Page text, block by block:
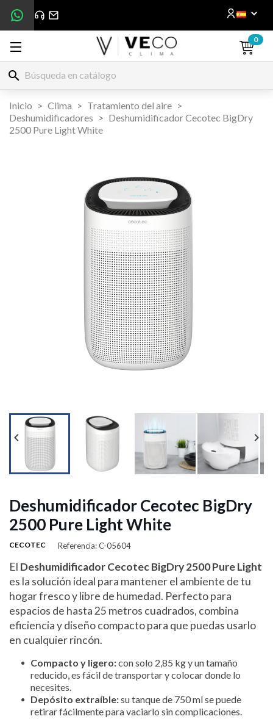
0
search
Inicio Clima
Tratamiento del aire
Deshumidificadores
Deshumidificador Cecotec BigDry
2500 Pure Light White
 
Deshumidificador Cecotec BigDry
2500 Pure Light White
CECOTEC Referencia: C-05604
El Deshumidificador Cecotec BigDry 2500 Pure Light
es la solución ideal para mantener el ambiente de tu
hogar fresco y libre de humedad. Perfecto para
espacios de hasta 25 metros cuadrados, combina
eficiencia y diseño compacto para que puedas usarlo
en cualquier rincón.
Compacto y ligero:con solo 2,85 kg y un tamaño
reducido, es fácil de transportar y colocar donde lo
necesites.
Depósito extraíble:su tanque de 750 ml se puede
retirar fácilmente para vaciarlo sin complicaciones.